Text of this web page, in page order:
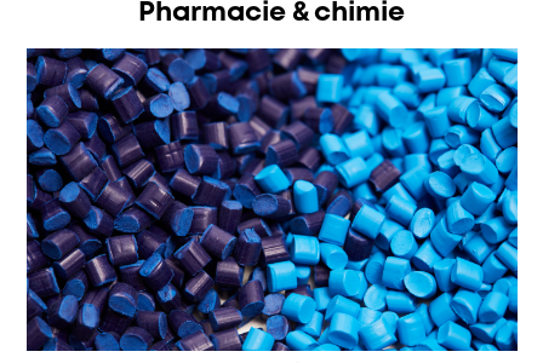
Pharmacie & chimie